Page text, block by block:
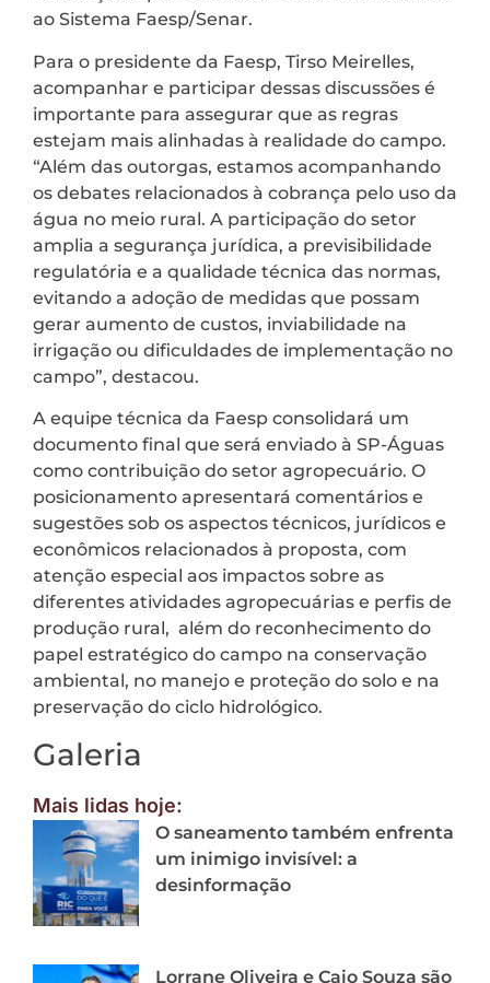
ao Sistema Faesp/Senar.
Para o presidente da Faesp, Tirso Meirelles,
acompanhar e participar dessas discussões é
importante para assegurar que as regras
estejam mais alinhadas à realidade do campo.
“Além das outorgas, estamos acompanhando
os debates relacionados à cobrança pelo uso da
água no meio rural. A participação do setor
amplia a segurança jurídica, a previsibilidade
regulatória e a qualidade técnica das normas,
evitando a adoção de medidas que possam
gerar aumento de custos, inviabilidade na
irrigação ou dificuldades de implementação no
campo”, destacou.
A equipe técnica da Faesp consolidará um
documento final que será enviado à SP-Águas
como contribuição do setor agropecuário. O
posicionamento apresentará comentários e
sugestões sob os aspectos técnicos, jurídicos e
econômicos relacionados à proposta, com
atenção especial aos impactos sobre as
diferentes atividades agropecuárias e perfis de
produção rural, além do reconhecimento do
papel estratégico do campo na conservação
ambiental, no manejo e proteção do solo e na
preservação do ciclo hidrológico.
Galeria
Mais lidas hoje:
O saneamento também enfrenta
um inimigo invisível: a
desinformação
Lorrane Oliveira e Caio Souza são